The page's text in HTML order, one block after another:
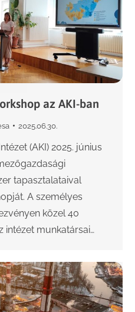
az AKI-ban
2025.06.30.
(AKI) 2025. június
tapasztalataival
A személyes
közel 40
intézet munkatársai…